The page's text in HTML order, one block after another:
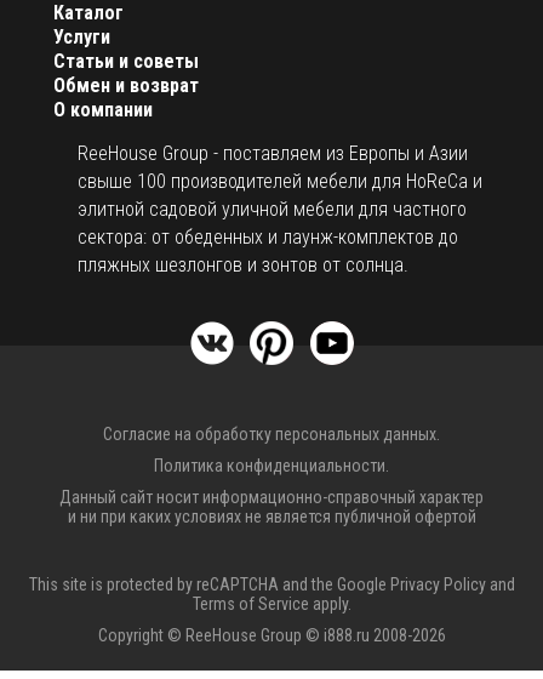
О компании
ReeHouse Group - поставляем из Европы и Азии
свыше 100 производителей мебели для HoReCa и
элитной садовой уличной мебели для частного
сектора: от обеденных и лаунж-комплектов до
пляжных шезлонгов и зонтов от солнца.
Каталог
Услуги
Статьи и советы
Обмен и возврат
Согласие на обработку персональных данных.
Политика конфиденциальности.
Данный сайт носит информационно-справочный характер
и ни при каких условиях не является публичной офертой
This site is protected by reCAPTCHA and the Google Privacy Policyand
Terms of Service apply.
Copyright © ReeHouse Group © i888.ru 2008-2026